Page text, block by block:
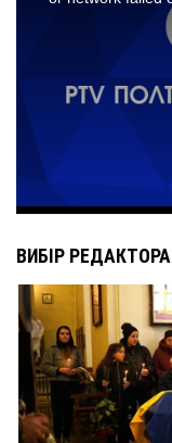
ВИБІР РЕДАКТОРА